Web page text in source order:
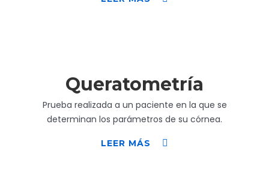
Queratometría
Prueba realizada a un paciente en la que se
determinan los parámetros de su córnea.
LEER MÁS